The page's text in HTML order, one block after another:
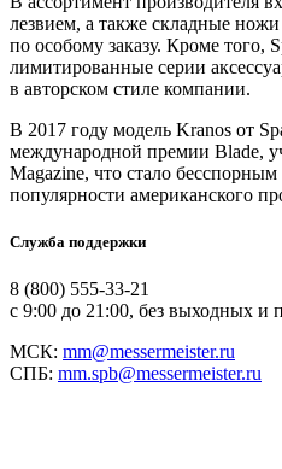
лезвием, а также складные
по особому заказу. Кроме того,
лимитированные серии
в авторском стиле компании.
В 2017 году модель Kranos от
международной премии Blade,
Magazine, что стало
популярности американского
Служба поддержки
8 (800) 555-33-21
с 9:00 до 21:00, без выходных и
МСК: mm@messermeister.ru
СПБ: mm.spb@messermeister.ru